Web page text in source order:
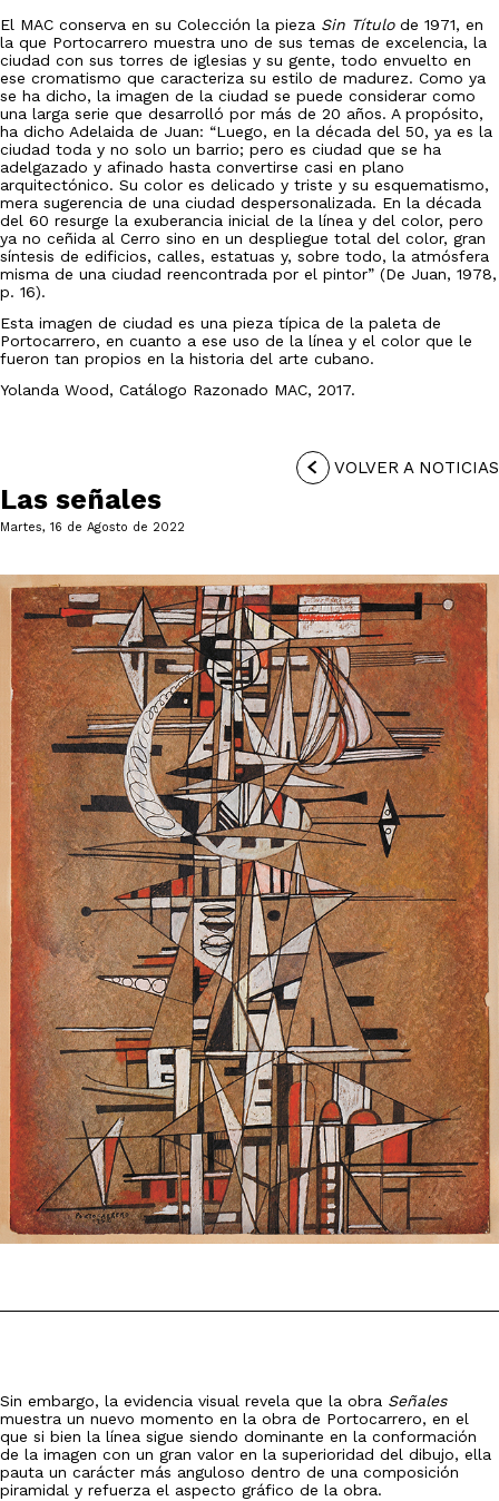
El MAC conserva en su Colección la pieza Sin Títulode 1971, en
la que Portocarrero muestra uno de sus temas de excelencia, la
ciudad con sus torres de iglesias y su gente, todo envuelto en
ese cromatismo que caracteriza su estilo de madurez. Como ya
se ha dicho, la imagen de la ciudad se puede considerar como
una larga serie que desarrolló por más de 20 años. A propósito,
ha dicho Adelaida de Juan: “Luego, en la década del 50, ya es la
ciudad toda y no solo un barrio; pero es ciudad que se ha
adelgazado y afinado hasta convertirse casi en plano
arquitectónico. Su color es delicado y triste y su esquematismo,
mera sugerencia de una ciudad despersonalizada. En la década
del 60 resurge la exuberancia inicial de la línea y del color, pero
ya no ceñida al Cerro sino en un despliegue total del color, gran
síntesis de edificios, calles, estatuas y, sobre todo, la atmósfera
misma de una ciudad reencontrada por el pintor” (De Juan, 1978,
p. 16).
Esta imagen de ciudad es una pieza típica de la paleta de
Portocarrero, en cuanto a ese uso de la línea y el color que le
fueron tan propios en la historia del arte cubano.
Yolanda Wood, Catálogo Razonado MAC, 2017.
VOLVER A NOTICIAS
Las señales
Martes, 16 de Agosto de 2022
Sin embargo, la evidencia visual revela que la obra Señales
muestra un nuevo momento en la obra de Portocarrero, en el
que si bien la línea sigue siendo dominante en la conformación
de la imagen con un gran valor en la superioridad del dibujo, ella
pauta un carácter más anguloso dentro de una composición
piramidal y refuerza el aspecto gráfico de la obra.